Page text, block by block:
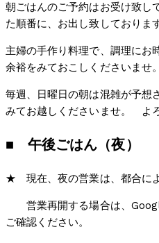
朝ごはんのご予約はお受け致
た順番に、お出し致しており
主婦の手作り料理で、調理に
余裕をみておこしくださいま
毎週、日曜日の朝は混雑が予想
みてお越しくださいませ。 よ
■ 午後ごはん（夜）
★ 現在、夜の営業は、都合によ
営業再開する場合は、
ご確認ください。